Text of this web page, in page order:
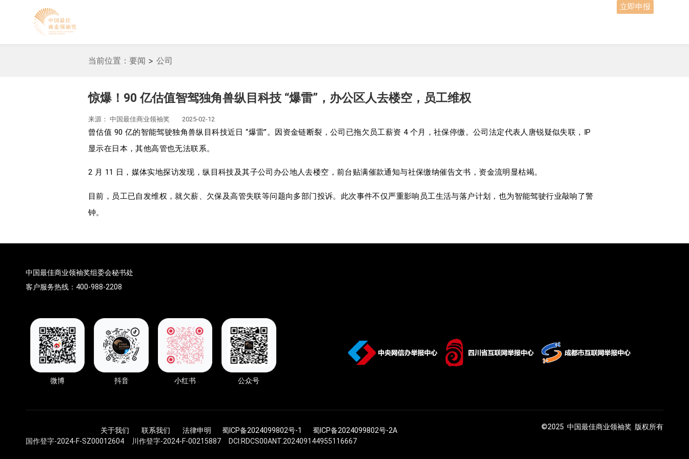
立即申报
当前位置： 要闻 > 公司
惊爆！90 亿估值智驾独角兽纵目科技 “爆雷”，办公区人去楼空，员工维权
来源： 中国最佳商业领袖奖 2025-02-12
曾估值 90 亿的智能驾驶独角兽纵目科技近日 “爆雷”。因资金链断裂，公司已拖欠员工薪资 4 个月，社保停缴。公司法定代表人唐锐疑似失联，IP
显示在日本，其他高管也无法联系。
2 月 11 日，媒体实地探访发现，纵目科技及其子公司办公地人去楼空，前台贴满催款通知与社保缴纳催告文书，资金流明显枯竭。
目前，员工已自发维权，就欠薪、欠保及高管失联等问题向多部门投诉。此次事件不仅严重影响员工生活与落户计划，也为智能驾驶行业敲响了警
钟。
中国最佳商业领袖奖组委会秘书处
客户服务热线：400-988-2208
微博 抖音 小红书 公众号
关于我们 联系我们 法律申明 蜀ICP备2024099802号-1 蜀ICP备2024099802号-2A
©2025 中国最佳商业领袖奖 版权所有
国作登字-2024-F-SZ00012604 川作登字-2024-F-00215887 DCI:RDCS00ANT.202409144955116667